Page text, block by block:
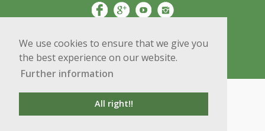
We use cookies to ensure that we give you
the best experience on our website.
Further information
All right!!
Copyright © 2020 BME Építőmérnöki Kar
1111 Budapest, Műegyetem rkp. 3.